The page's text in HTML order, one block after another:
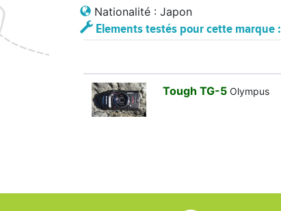
Nationalité : Japon
Elements testés pour cette marque :
Tough TG-5 Olympus